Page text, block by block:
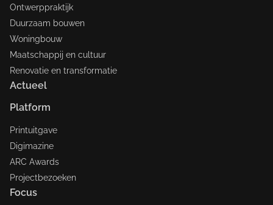
Ontwerppraktijk
Duurzaam bouwen
Woningbouw
Maatschappij en cultuur
Renovatie en transformatie
Actueel
Platform
Printuitgave
Digimazine
ARC Awards
Projectbezoeken
Focus